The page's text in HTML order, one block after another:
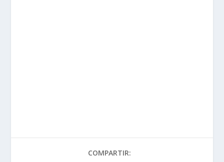
COMPARTIR: